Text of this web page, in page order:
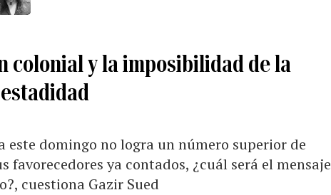
colonial y la imposibilidad de la
estadidad
este domingo no logra un número superior de
favorecedores ya contados, ¿cuál será el mensaje
cuestiona Gazir Sued